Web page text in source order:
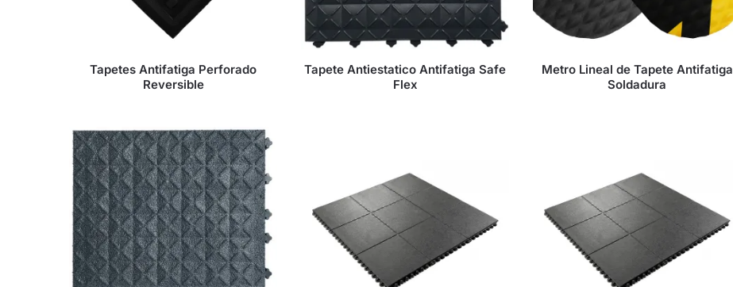
Tapetes Antifatiga Perforado
Reversible
Tapete Antiestatico Antifatiga Safe
Flex
Metro Lineal de Tapete Antifatiga
Soldadura